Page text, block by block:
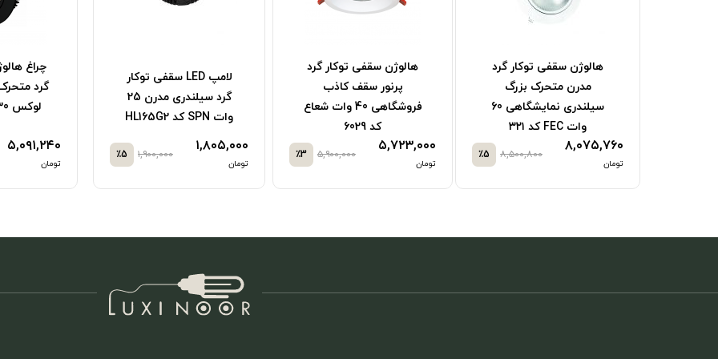
هالوژن سقفی توکار گرد
مدرن متحرک بزرگ
سیلندری نمایشگاهی 60
وات FEC کد ۳۲۱
۸,۰۷۵,۷۶۰
تومان
۸,۵۰۰,۸۰۰ ٪5
هالوژن سقفی توکار گرد
پرنور سقف کاذب
فروشگاهی 40 وات شعاع
کد 6029
۵,۷۲۳,۰۰۰
تومان
۵,۹۰۰,۰۰۰ ٪3
لامپ LED سقفی توکار
گرد سیلندری مدرن 25
وات SPN کد HL165G2
۱,۸۰۵,۰۰۰
تومان
۱,۹۰۰,۰۰۰ ٪5
چراغ
گرد
۵,۰۹۱,۲۴۰
تومان